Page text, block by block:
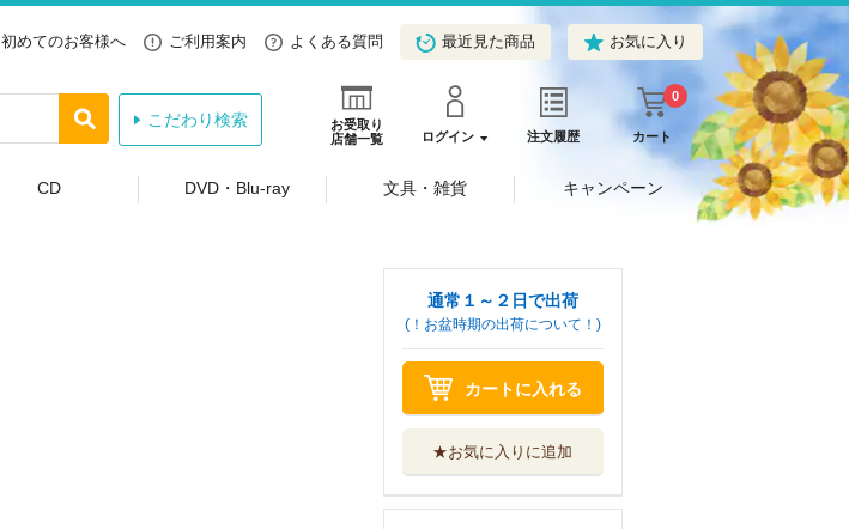
初めてのお客様へ ご利用案内 よくある質問 最近見た商品 お気に入り
お受取り
店舗一覧
ログイン 注文履歴 カート
0
こだわり検索
CD DVD・Blu-ray 文具・雑貨 キャンペーン
通常１～２日で出荷
(！お盆時期の出荷について！)
カートに入れる
★お気に入りに追加